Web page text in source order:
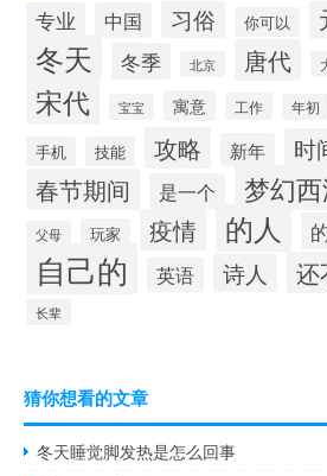
专业 中国 习俗 你可以
冬天 冬季 北京 唐代
宋代 宝宝 寓意 工作 年初
手机 技能 攻略 新年 时
春节期间 是一个 梦幻
父母 玩家 疫情 的人
自己的 英语 诗人 还
长辈
猜你想看的文章
冬天睡觉脚发热是怎么回事